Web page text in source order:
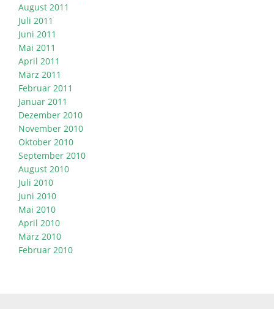
August 2011
Juli 2011
Juni 2011
Mai 2011
April 2011
März 2011
Februar 2011
Januar 2011
Dezember 2010
November 2010
Oktober 2010
September 2010
August 2010
Juli 2010
Juni 2010
Mai 2010
April 2010
März 2010
Februar 2010